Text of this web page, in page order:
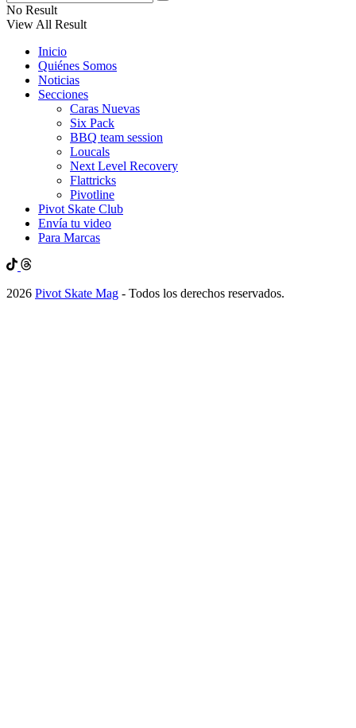
No Result
View All Result
Inicio
Quiénes Somos
Noticias
Secciones
Caras Nuevas
Six Pack
BBQ team session
Loucals
Next Level Recovery
Flattricks
Pivotline
Pivot Skate Club
Envía tu video
Para Marcas
2026 Pivot Skate Mag - Todos los derechos reservados.